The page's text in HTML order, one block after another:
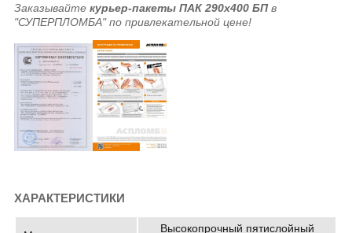
Заказывайтекурьер-пакеты ПАК 290х400 БПв
"СУПЕРПЛОМБА" по привлекательной цене!
ХАРАКТЕРИСТИКИ
Высокопрочный пятислойный